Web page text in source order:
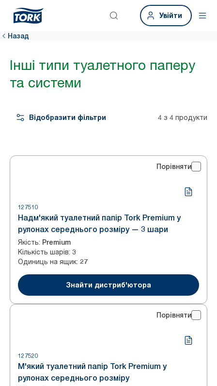
Увійти
Назад
Інші типи туалетного паперу
та системи
Відобразити фільтри 4 з 4 продукти
Порівняти
127510
Надм'який туалетний папір Tork Premium у
рулонах середнього розміру — 3 шари
Якість: Premium
Кількість шарів: 3
Одиниць на ящик: 27
Знайти дистриб'ютора
Порівняти
127520
М'який туалетний папір Tork Premium у
рулонах середнього розміру